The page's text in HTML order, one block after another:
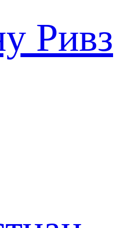
Ривз